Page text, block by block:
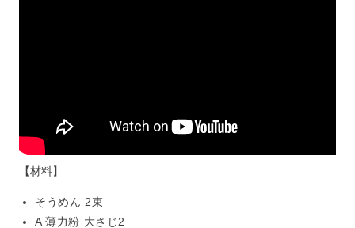
【材料】
そうめん 2束
A 薄力粉 大さじ2